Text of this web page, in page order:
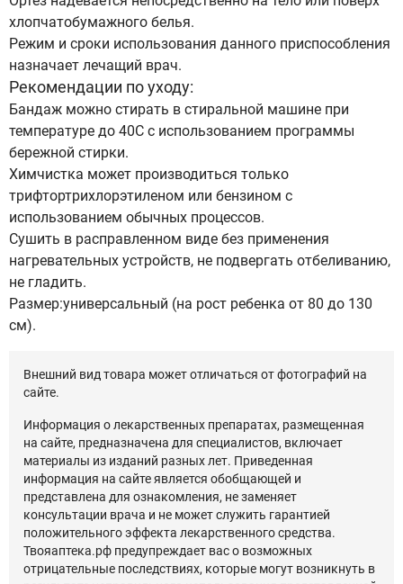
хлопчатобумажного белья.
Режим и сроки использования данного приспособления
назначает лечащий врач.
Рекомендации по уходу:
Бандаж можно стирать в стиральной машине при
температуре до 40C с использованием программы
бережной стирки.
Химчистка может производиться только
трифтортрихлорэтиленом или бензином с
использованием обычных процессов.
Сушить в расправленном виде без применения
нагревательных устройств, не подвергать отбеливанию,
не гладить.
Размер:универсальный (на рост ребенка от 80 до 130
см).
Внешний вид товара может отличаться от фотографий на
сайте.
Информация о лекарственных препаратах, размещенная
на сайте, предназначена для специалистов, включает
материалы из изданий разных лет. Приведенная
информация на сайте является обобщающей и
представлена для ознакомления, не заменяет
консультации врача и не может служить гарантией
положительного эффекта лекарственного средства.
Твояаптека.рф предупреждает вас о возможных
отрицательные последствиях, которые могут возникнуть в